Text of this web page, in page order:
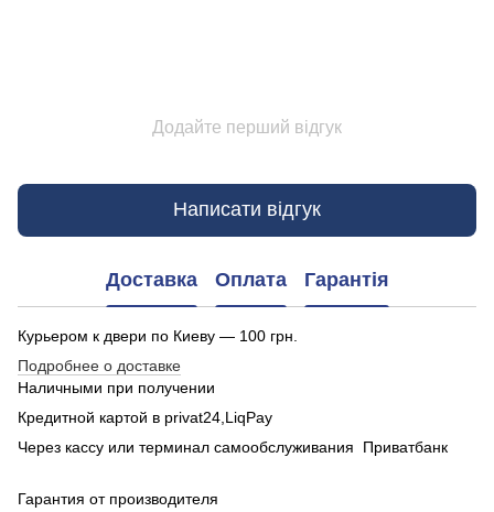
Додайте перший відгук
Написати відгук
Доставка Оплата Гарантія
Курьером к двери по Киеву — 100 грн.
Подробнее о доставке
Наличными при получении
Кредитной картой в privat24,LiqPay
Через кассу или терминал самообслуживания Приватбанк
Гарантия от производителя